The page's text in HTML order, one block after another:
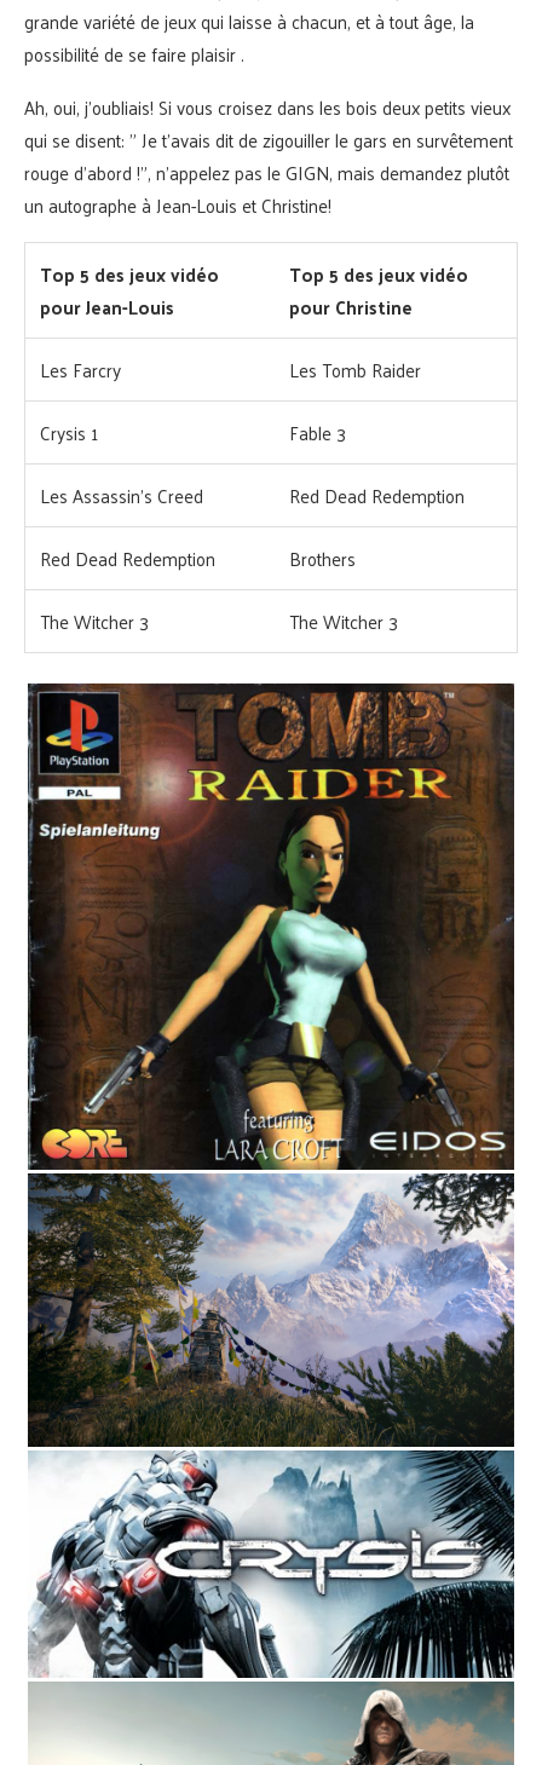
grande variété de jeux qui laisse à chacun, et à tout âge, la
possibilité de se faire plaisir .
Ah, oui, j’oubliais! Si vous croisez dans les bois deux petits vieux
qui se disent: ” Je t’avais dit de zigouiller le gars en survêtement
rouge d’abord !”, n’appelez pas le GIGN, mais demandez plutôt
un autographe à Jean-Louis et Christine!
Top 5 des jeux vidéo
pour Jean-Louis
Top 5 des jeux vidéo
pour Christine
Les Farcry
Les Tomb Raider
Crysis 1
Fable 3
Les Assassin’s Creed
Red Dead Redemption
Red Dead Redemption
Brothers
The Witcher 3
The Witcher 3